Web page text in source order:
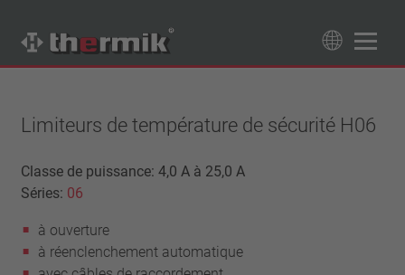
89Produits
Tipo interruttore
à ouverture
Gamme de température
température standard (60 – 200 °C)
haute température (205 – 250 °C)
1,6 A – 7,5 A
Limiteurs de température de sécurité H06
Classe de puissance: 4,0 A à 25,0 A
Séries: 06
à ouverture
à réenclenchement automatique